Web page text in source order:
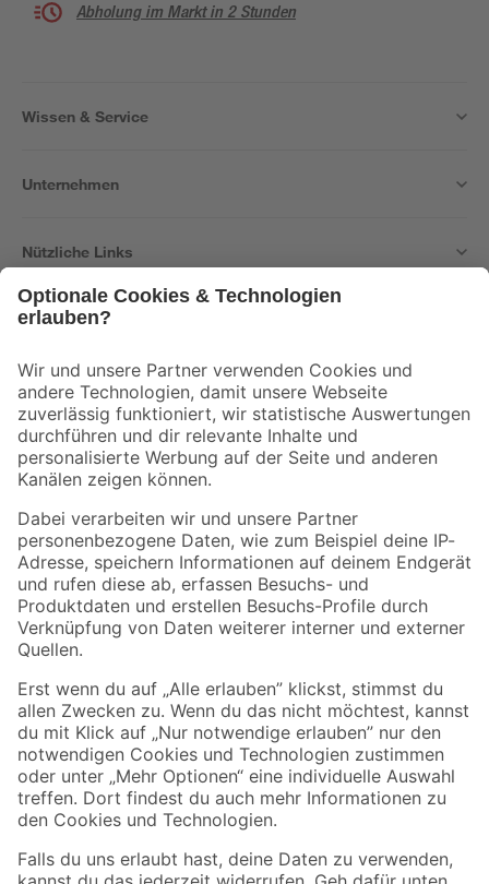
Abholung im Markt in 2 Stunden
Wissen & Service
Unternehmen
Nützliche Links
Der toom Newsletter: Keine Angebote und Aktionen mehr verpassen!
Zur Newsletter Anmeldung
Folge uns
Zahlungsarten Versandarten
Sicher einkaufen
Jetzt die toom-App herunterladen